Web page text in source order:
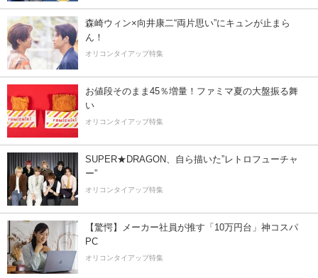
森崎ウィン×向井康二“両片思い”にキュンが止まら
ん！
オリコンタイアップ特集
お値段そのまま45％増量！ファミマ夏の大盤振る舞
い
オリコンタイアップ特集
SUPER★DRAGON、自ら描いた”レトロフューチャ
ー”
オリコンタイアップ特集
【驚愕】メーカー社員が推す「10万円台」神コスパ
PC
オリコンタイアップ特集